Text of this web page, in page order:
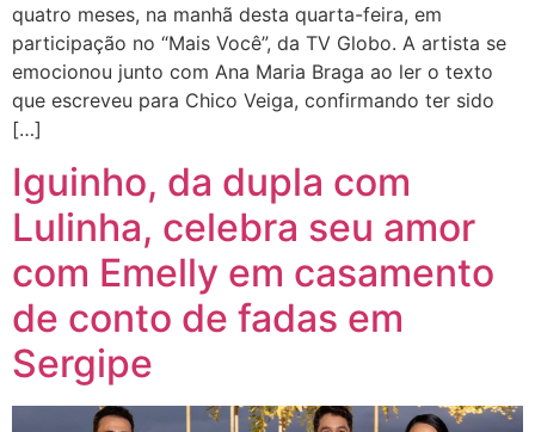
quatro meses, na manhã desta quarta-feira, em
participação no “Mais Você”, da TV Globo. A artista se
emocionou junto com Ana Maria Braga ao ler o texto
que escreveu para Chico Veiga, confirmando ter sido
[…]
Iguinho, da dupla com
Lulinha, celebra seu amor
com Emelly em casamento
de conto de fadas em
Sergipe